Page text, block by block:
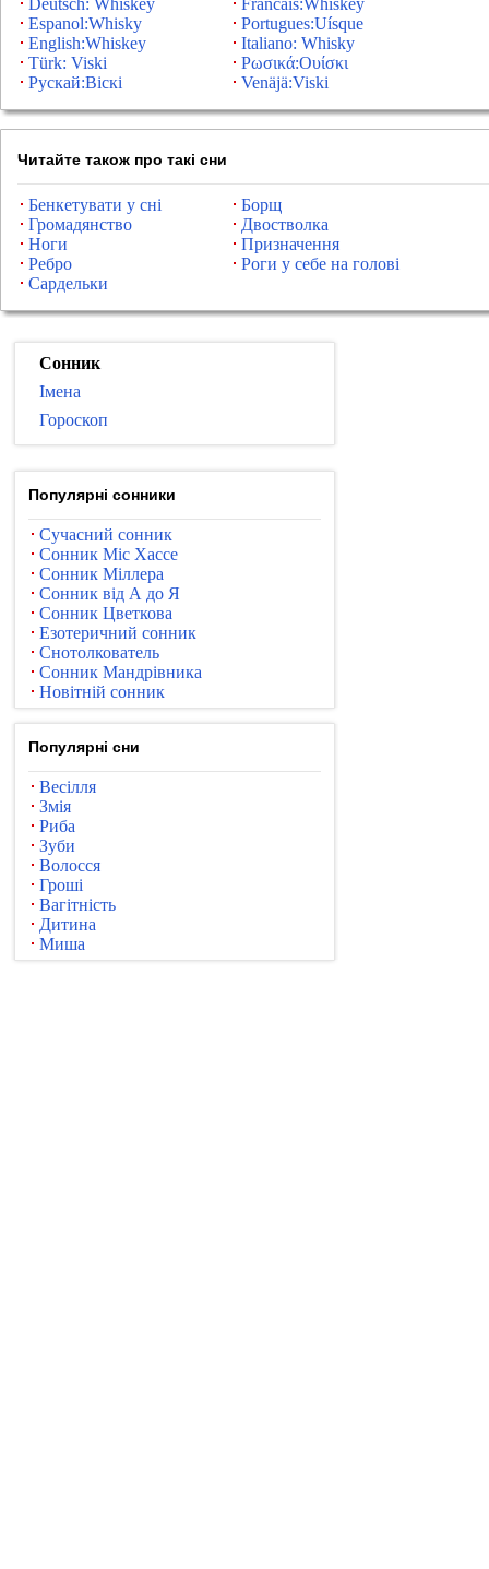
Deutsch: Whiskey
Francais:Whiskey
Espanol:Whisky
Portugues:Uísque
English:Whiskey
Italiano: Whisky
Türk: Viski
Ρωσικά:Ουίσκι
Рускай:Віскі
Venäjä:Viski
Читайте також про такі сни
Бенкетувати у сні
Борщ
Громадянство
Двостволка
Ноги
Призначення
Ребро
Роги у себе на голові
Сардельки
Сонник
Імена
Гороскоп
Популярні сонники
Сучасний сонник
Сонник Міс Хассе
Сонник Міллера
Сонник від А до Я
Сонник Цветкова
Езотеричний сонник
Снотолкователь
Сонник Мандрівника
Новітній сонник
Популярні сни
Весілля
Змія
Риба
Зуби
Волосся
Гроші
Вагітність
Дитина
Миша